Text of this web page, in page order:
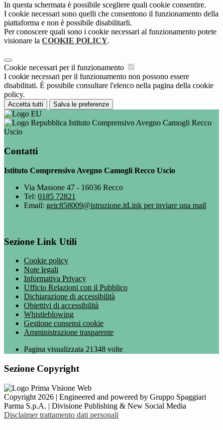
In questa schermata è possibile scegliere quali cookie consentire.
I cookie necessari sono quelli che consentono il funzionamento della
piattaforma e non è possibile disabilitarli.
Per conoscere quali sono i cookie necessari al funzionamento potete
visionare la COOKIE POLICY.
Cookie necessari per il funzionamento
I cookie necessari per il funzionamento non possono essere
disabilitati. È possibile consultare l'elenco nella pagina della cookie
policy.
Accetta tutti Salva le preferenze
Istituto Comprensivo Avegno Camogli Recco
Uscio
Contatti
Istituto Comprensivo Avegno Camogli Recco Uscio
Via Massone 47 - 16036 Recco
Tel: 0185 72821
Email: geic858009@istruzione.itLink per inviare una mail
Sezione Link Utili
Cookie policy
Note legali
Informativa Privacy
Ufficio Relazioni con il Pubblico
Dichiarazione di accessibilità
Obiettivi di accessibilità
Whistleblowing
Gestione consensi cookie
Amministrazione trasparente
Pagina visualizzata 21348 volte
Sezione Copyright
Copyright 2026 | Engineered and powered by Gruppo Spaggiari
Parma S.p.A. | Divisione Publishing & New Social Media
Disclaimer trattamento dati personali